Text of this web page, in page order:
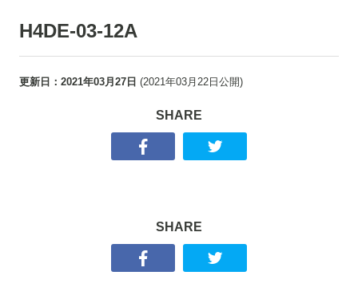
H4DE-03-12A
更新日： 2021年03月27日 (2021年03月22日 公開)
SHARE
SHARE